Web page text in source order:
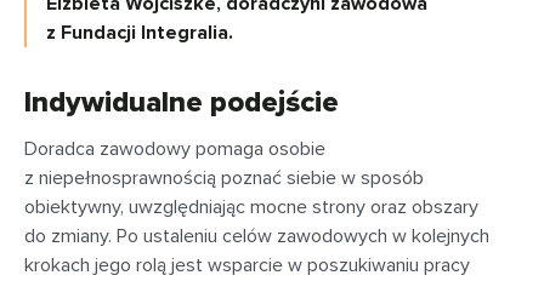
z Fundacji Integralia.
Indywidualne podejście
Doradca zawodowy pomaga osobie
z niepełnosprawnością poznać siebie w sposób
obiektywny, uwzględniając mocne strony oraz obszary
do zmiany. Po ustaleniu celów zawodowych w kolejnych
krokach jego rolą jest wsparcie w poszukiwaniu pracy